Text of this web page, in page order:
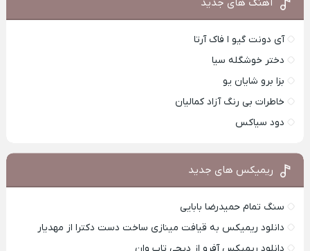
آهنگ های جدید
آی دونت گیو ا فاک آرتا
دختر خوشگله سیا
بزا برو شایان یو
خاطرات بی رنگ آزاد کمالیان
دود سیاکس
ریمیکس های جدید
سنگ تمام حمیدرضا بابایی
دانلود ریمیکس به قیافت مینازی ساخت دست دکترا از مهدیار